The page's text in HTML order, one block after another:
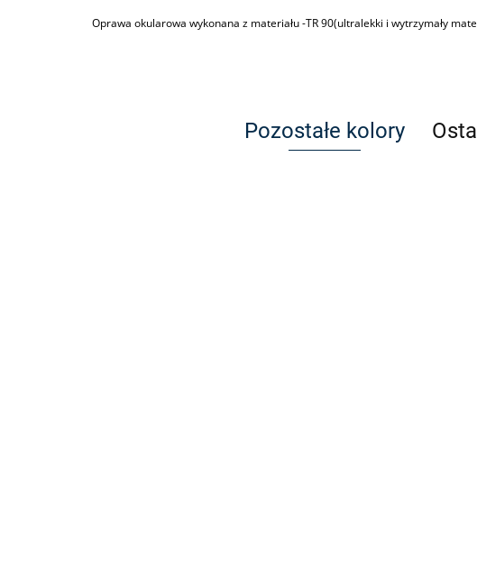
Oprawa okularowa wykonana z materiału -TR 90(ultralekki i wytrzymały
Pozostałe kolory